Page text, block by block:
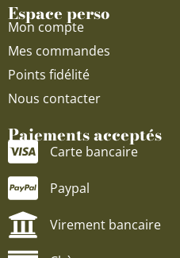
Espace perso
Mon compte
Mes commandes
Points fidélité
Nous contacter
Paiements acceptés
Carte bancaire
Paypal
Virement bancaire